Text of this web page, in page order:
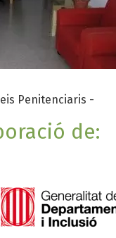
Penitenciaris -
de: